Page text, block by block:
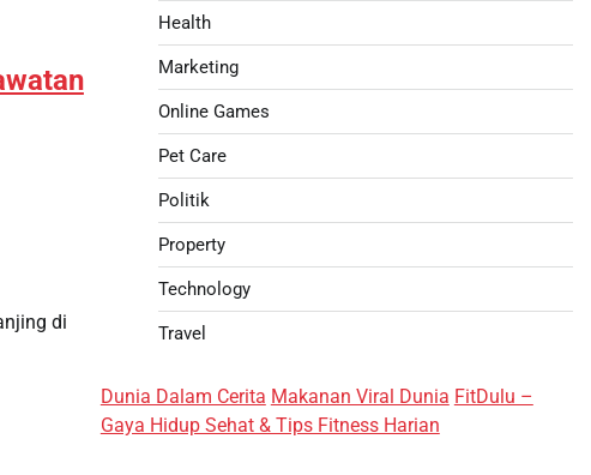
di
Health
Marketing
Online Games
Pet Care
Politik
Property
Technology
Travel
Dunia Dalam Cerita Makanan Viral Dunia FitDulu –
Gaya Hidup Sehat & Tips Fitness Harian